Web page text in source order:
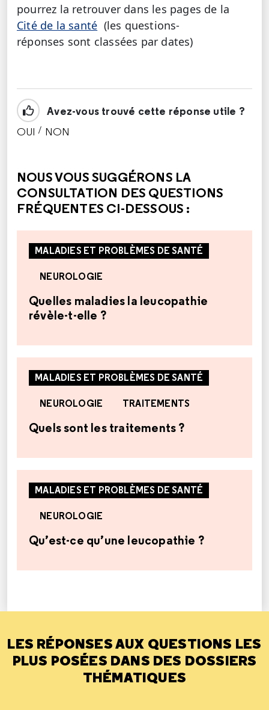
pourrez la retrouver dans les pages de la
Cité de la santé (les questions-
réponses sont classées par dates)
Avez-vous trouvé cette réponse utile ?
OUI / NON
NOUS VOUS SUGGÉRONS LA
CONSULTATION DES QUESTIONS
FRÉQUENTES CI-DESSOUS :
MALADIES ET PROBLÈMES DE SANTÉ
NEUROLOGIE
Quelles maladies la leucopathie
révèle-t-elle ?
MALADIES ET PROBLÈMES DE SANTÉ
NEUROLOGIE TRAITEMENTS
Quels sont les traitements ?
MALADIES ET PROBLÈMES DE SANTÉ
NEUROLOGIE
Qu’est-ce qu’une leucopathie ?
LES RÉPONSES AUX QUESTIONS LES
PLUS POSÉES DANS DES DOSSIERS
THÉMATIQUES